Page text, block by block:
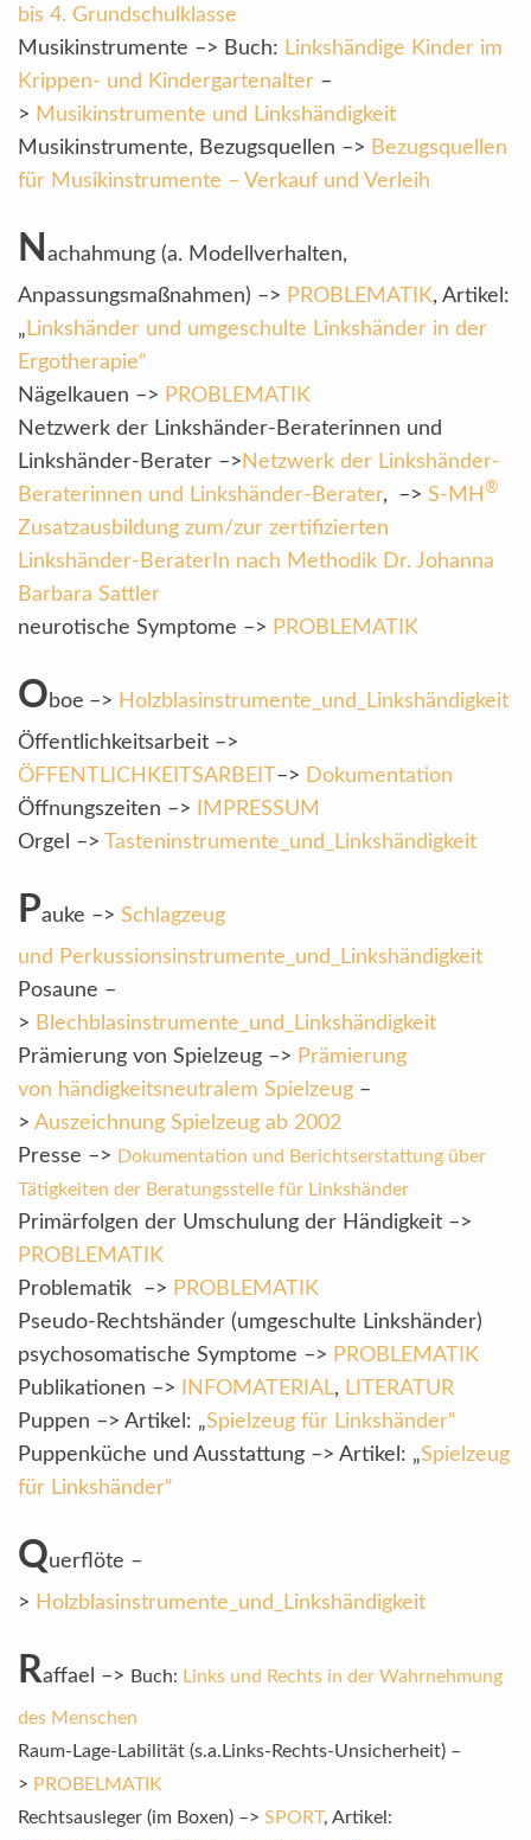
bis 4. Grundschulklasse
Musikinstrumente –> Buch: Linkshändige Kinder im
Krippen- und Kindergartenalter –
> Musikinstrumente und Linkshändigkeit
Musikinstrumente, Bezugsquellen –> Bezugsquellen
für Musikinstrumente – Verkauf und Verleih
N achahmung (a. Modellverhalten,
Anpassungsmaßnahmen) –> PROBLEMATIK, Artikel:
„ Linkshänder und umgeschulte Linkshänder in der
Ergotherapie“
Nägelkauen –> PROBLEMATIK
Netzwerk der Linkshänder-Beraterinnen und
Linkshänder-Berater –> Netzwerk der Linkshänder-
Beraterinnen und Linkshänder-Berater, –> S- MH ®
Zusatzausbildung zum/zur zertifizierten
Linkshänder-BeraterIn nach Methodik Dr. Johanna
Barbara Sattler
neurotische Symptome –> PROBLEMATIK
Oboe –> Holzblasinstrumente_und_Linkshändigkeit
Öffentlichkeitsarbeit –>
ÖFFENTLICHKEITSARBEIT–> Dokumentation
Öffnungszeiten –> IMPRESSUM
Orgel –> Tasteninstrumente_und_Linkshändigkeit
Pauke –> Schlagzeug
und Perkussionsinstrumente_und_Linkshändigkeit
Posaune –
> Blechblasinstrumente_und_Linkshändigkeit
Prämierung von Spielzeug –> Prämierung
von händigkeitsneutralem Spielzeug –
> Auszeichnung Spielzeug ab 2002
Presse –> Dokumentation und Berichtserstattung über
Tätigkeiten der Beratungsstelle für Linkshänder
Primärfolgen der Umschulung der Händigkeit –>
PROBLEMATIK
Problematik –> PROBLEMATIK
Pseudo-Rechtshänder (umgeschulte Linkshänder)
psychosomatische Symptome –> PROBLEMATIK
Publikationen –>
INFOMATERIAL, LITERATUR
Puppen –> Artikel: „Spielzeug für Linkshänder“
Puppenküche und Ausstattung –> Artikel: „Spielzeug
für Linkshänder“
Querflöte –
> Holzblasinstrumente_und_Linkshändigkeit
Raffael –> Buch: Links und Rechts in der Wahrnehmung
des Menschen
Raum-Lage-Labilität (s.a.Links-Rechts-Unsicherheit) –
> PROBELMATIK
Rechtsausleger (im Boxen) –> SPORT, Artikel: